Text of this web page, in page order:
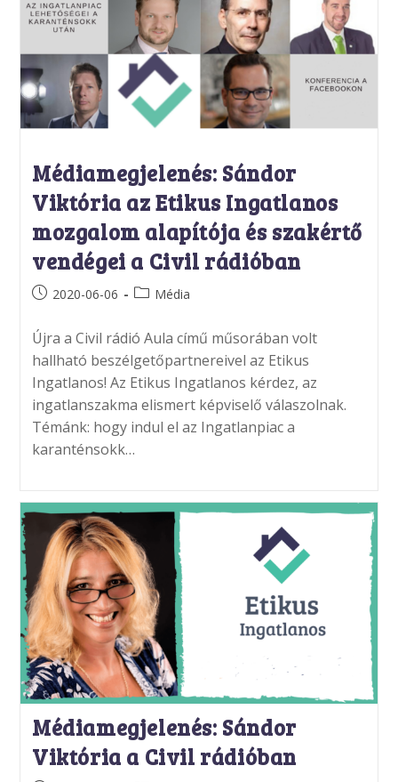
Médiamegjelenés: Sándor
Viktória az Etikus Ingatlanos
mozgalom alapítója és szakértő
vendégei a Civil rádióban
Post2020-06-06
PostMédia
Újra a Civil rádió Aula című műsorában volt
hallható beszélgetőpartnereivel az Etikus
Ingatlanos! Az Etikus Ingatlanos kérdez, az
ingatlanszakma elismert képviselő válaszolnak.
Témánk: hogy indul el az Ingatlanpiac a
karanténsokk…
Médiamegjelenés: Sándor
Viktória a Civil rádióban